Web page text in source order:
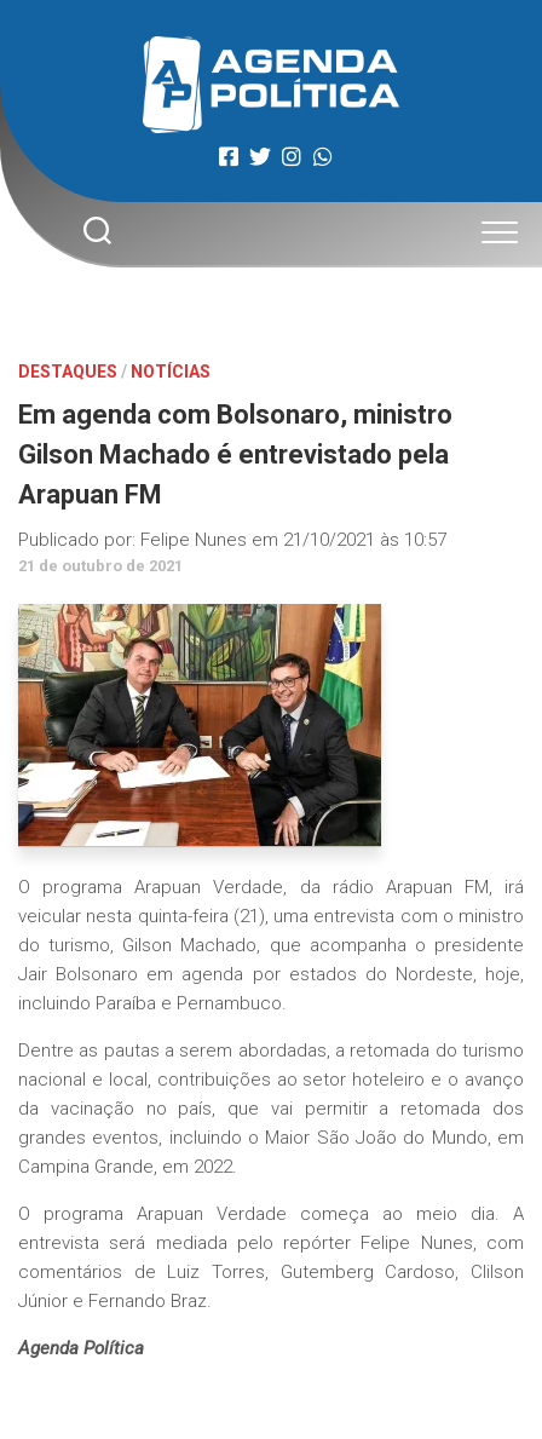
DESTAQUES / NOTÍCIAS
Em agenda com Bolsonaro, ministro
Gilson Machado é entrevistado pela
Arapuan FM
Publicado por: Felipe Nunes em 21/10/2021 às 10:57
21 de outubro de 2021
O programa Arapuan Verdade, da rádio Arapuan FM, irá
veicular nesta quinta-feira (21), uma entrevista com o ministro
do turismo, Gilson Machado, que acompanha o presidente
Jair Bolsonaro em agenda por estados do Nordeste, hoje,
incluindo Paraíba e Pernambuco.
Dentre as pautas a serem abordadas, a retomada do turismo
nacional e local, contribuições ao setor hoteleiro e o avanço
da vacinação no país, que vai permitir a retomada dos
grandes eventos, incluindo o Maior São João do Mundo, em
Campina Grande, em 2022.
O programa Arapuan Verdade começa ao meio dia. A
entrevista será mediada pelo repórter Felipe Nunes, com
comentários de Luiz Torres, Gutemberg Cardoso, Clilson
Júnior e Fernando Braz.
Agenda Política